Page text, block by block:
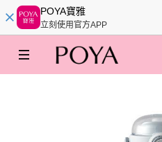
POYA寶雅
立刻使用官方APP